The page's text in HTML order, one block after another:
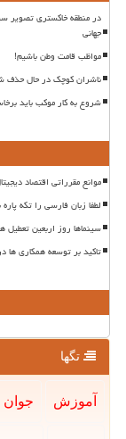
در منطقه خاکستری تصویر
جهانی
مواظب قامت وطن باشیم!
ناشران کوچک در حال
شروع به کار موکب باید
موانع مقرراتی اقتصاد
لطفا زبان فارسی را تکه پاره
سینماها روز اربعین تعطیل
تاکید بر توسعه همکاری
تگها
آموزش جوان